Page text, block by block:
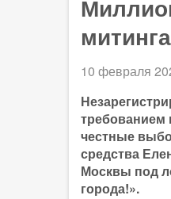
митинга
10 февраля
требованием
честные
средства
Москвы под
города!».